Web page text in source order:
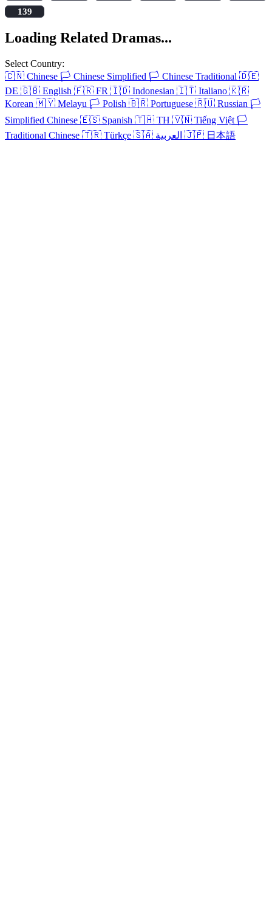
139
Loading Related Dramas...
Select Country:
🇨🇳 Chinese 🏳️ Chinese Simplified 🏳️ Chinese Traditional 🇩🇪
DE 🇬🇧 English 🇫🇷 FR 🇮🇩 Indonesian 🇮🇹 Italiano 🇰🇷
Korean 🇲🇾 Melayu 🏳️ Polish 🇧🇷 Portuguese 🇷🇺 Russian 🏳️
Simplified Chinese 🇪🇸 Spanish 🇹🇭 TH 🇻🇳 Tiếng Việt 🏳️
Traditional Chinese 🇹🇷 Türkçe 🇸🇦 🇯🇵 日本語